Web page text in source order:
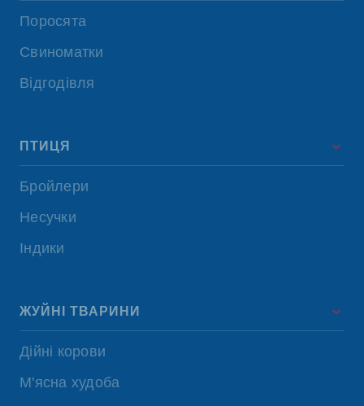
Поросята
Свиноматки
Відгодівля
ПТИЦЯ
Бройлери
Несучки
Індики
ЖУЙНІ ТВАРИНИ
Дійні корови
М'ясна худоба